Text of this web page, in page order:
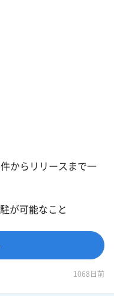
からリリースまで一
が可能なこと
1068日前